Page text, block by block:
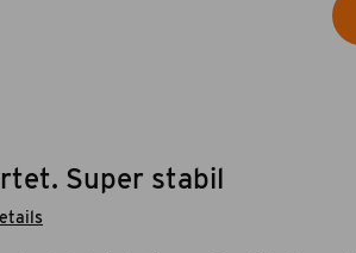
Super stabil